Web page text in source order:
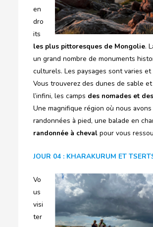
en
dro
its
les plus pittoresques de Mongolie.
un grand nombre de monuments
culturels. Les paysages sont varies
Vous trouverez des dunes de sable
l’infini, les camps des nomades et
Une magnifique région où nous
randonnées à pied, une balade en
randonnée à cheval pour vous
JOUR 04 : KHARAKURUM ET
Vo
us
visi
ter